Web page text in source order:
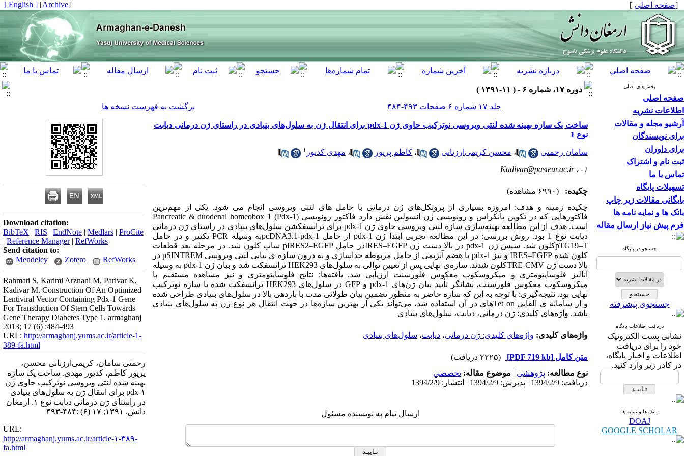
[صفحه اصلی ]
[
Archive
]
[ English ]
بخش‌های اصلی
صفحه اصلی
اطلاعات نشریه
آرشیو مجله و مقالات
برای نویسندگان
برای داوران
ثبت نام و اشتراک
تماس با ما
تسهیلات پایگاه
بایگانی مقالات زیر چاپ
بانک ها و نمایه نامه ها
فرم پیش نیاز ارسال مقاله
جستجو در پایگاه
جستجوی پیشرفته
دریافت اطلاعات پایگاه
نشانی پست الکترونیک
خود را برای دریافت
اطلاعات و اخبار پایگاه،
در کادر زیر وارد کنید.
بانک ها و نمایه ها
DOAJ
GOOGLE SCHOLAR
دوره ۱۷، شماره ۶ - ( ۱۱-۱۳۹۱ )
جلد ۱۷ شماره ۶ صفحات ۴۹۳-۴۸۴
برگشت به فهرست نسخه ها
ساخت یک سازه بهینه شده لنتی ویروسی نوترکیب حاوی ژن pdx-1 برای انتقال ژن به سلول‌های بنیادی در راستای ژن درمانی دیابت
نوع 1
سامان رحمتی ، محسن کریمی‌ارزنانی ، کاظم پریور ، مهدی کدیور ۱
۱- ، Kadivar@pasteur.ac.ir
چکیده:
(۶۹۹۰ مشاهده)
چکیده زمینه و هدف: امروزه بسیاری از پروتکل‌های ژن درمانی با حامل های لنتی ویروسی انجام می شود. یکی از مهم‌ترین
فاکتورهایی که در تکوین پانکراس و رونویسی ژن انسولین نقش دارد فاکتور رونویسی Pancreatic & duodenal homeobox 1 (Pdx-1)
است. هدف از این مطالعه بهینه‌سازی سازه لنتی ویروسی حاوی ژن pdx-1 برای ترانسفکشن سلول‌های بنیادی در راستای ژن درمانی
دیابت نوع 1 بود. روش بررسی: در این مطالعه تجربی ابتدا ژن pdx-1 از حامل pcDNA3.1-pdx-1به وسیله PCR تکثیر و در حامل
pTG19–Tکلون شد. سپس ژن pdx-1 در بالا دست ژن IRES–EGFPدر حامل pIRES2–EGFP ساب کلون شد. در مرحله بعد قطعات
کلون شده‌ IRES–EGFP و نیز pdx-1 با هضم آنزیمی ‌از حامل مربوطه جداسازی و به درون سازه ی بیانی لنتی ویروسی pSINTREM در
بالا دست ژن TRE-CMVکلون شدند. سازه‌ی نهایی پس از تعیین توالی به سلول‌های HEK293 ترانسفکت شد و بیان ژن pdx-1 به وسیله
آنالیز فلوسایتومتری و میکروسکوپ معکوس فلورسنت ارزیابی شد. یافته‌ها: نتایج فلوسایتومتری و نیز مشاهده مستقیم با
میکروسکوپ معکوس فلورسنت، نشانگر تأیید بیان ژن‌های pdx-1 و GFP در سلول‌های HEK293 ترانسفکت شده با سازه نوترکیب
نهایی بود. نتیجه‌گیری: با توجه به این که سازه حاضر به منظور تضمین بیان طولانی مدت با بازدهی بالا در سلول‌های بنیادی طراحی شده
و از سامانه ی القایی Tet onهای در آن استفاده شد، می‌تواند یکی از بهترین سازه‌ها در جهت انتقال هر نوع ژن به سلول‌های بنیادی
باشد. واژه‌های کلیدی: ژن درمانی، دیابت، سلول‌های بنیادی
واژه‌های کلیدی: واژه‌های کلیدی: ژن درمانی، دیابت، سلول‌های بنیادی
متن کامل [PDF 719 kb]
(۲۲۲۵ دریافت)
نوع مطالعه: پژوهشي | موضوع مقاله: تخصصي
دریافت: 1394/2/9 | پذیرش: 1394/2/9 | انتشار: 1394/2/9
ارسال پیام به نویسنده مسئول
Download citation:
BibTeX | RIS | EndNote | Medlars | ProCite
| Reference Manager| RefWorks
Send citation to:
Mendeley
Zotero RefWorks
Rahmati S, Karimi Arznani M, Parivar K,
Kadivar M. Construction Of An Optimized
Lentiviral Vector Containing Pdx-1 Gene
For Transduction Of Stem Cells Towards
Gene Therapy Diabetes Type 1. armaghanj
2013; 17 (6) :484-493
URL: http://armaghanj.yums.ac.ir/article-1-
389-fa.html
رحمتی سامان، کریمی‌ارزنانی محسن،
پریور کاظم، کدیور مهدی. ساخت یک سازه
بهینه شده لنتی ویروسی نوترکیب حاوی ژن
pdx-۱ برای انتقال ژن به سلول‌های بنیادی
در راستای ژن درمانی دیابت نوع ۱. ارمغان
دانش. ۱۳۹۱; ۱۷ (۶) :۴۸۴-۴۹۳
URL:
http://armaghanj.yums.ac.ir/article-۱-۳۸۹-
fa.html